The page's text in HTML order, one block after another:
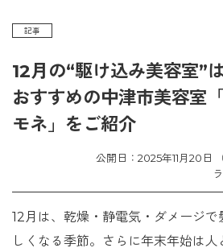
記事
12月の“駆け込み美容室”
おすすめの中津市美容室
モネ」をご紹介
公開日：2025年11月20日
12月は、乾燥・静電気・ダメージ
しくなる季節。さらに年末年始は人